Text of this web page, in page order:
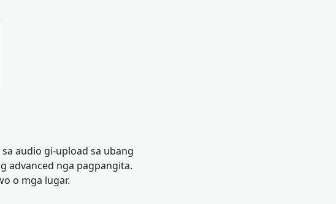
audio gi-upload sa ubang
advanced nga pagpangita.
o mga lugar.